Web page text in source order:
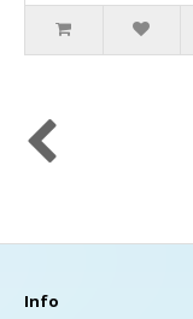
Info